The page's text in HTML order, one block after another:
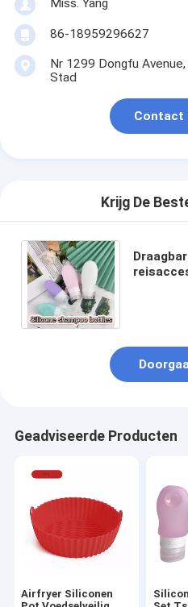
Miss. Yang
86-18959296627
Nr 1299 Dongfu
Stad
Contact
Krijg De
Geadviseerde Producten
Airfryer Siliconen